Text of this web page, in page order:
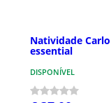
Natividade
essential
DISPONÍVEL